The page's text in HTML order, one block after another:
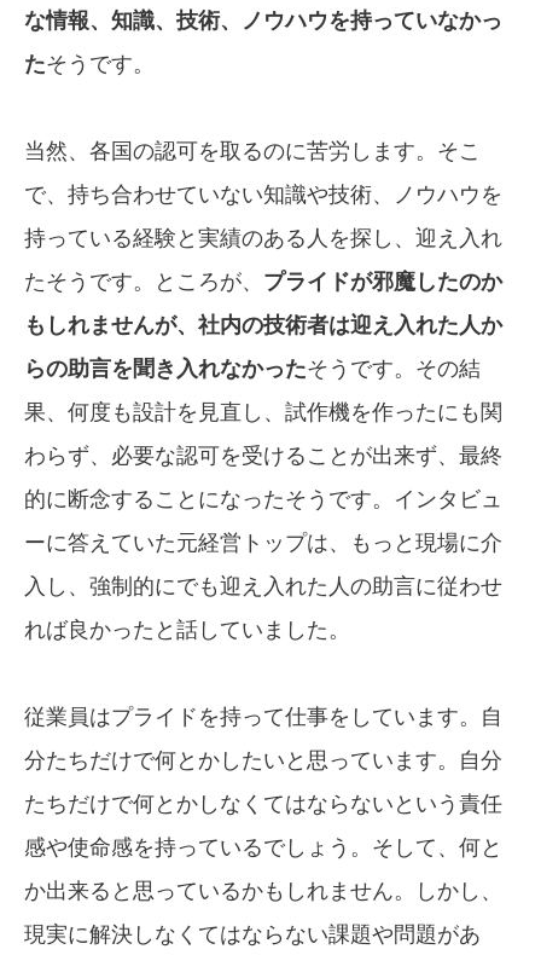
な情報、知識、技術、ノウハウを持っていなかっ
たそうです。
当然、各国の認可を取るのに苦労します。そこ
で、持ち合わせていない知識や技術、ノウハウを
持っている経験と実績のある人を探し、迎え入れ
たそうです。ところが、 プライドが邪魔したのか
もしれませんが、社内の技術者は迎え入れた人か
らの助言を聞き入れなかったそうです。その結
果、何度も設計を見直し、試作機を作ったにも関
わらず、必要な認可を受けることが出来ず、最終
的に断念することになったそうです。インタビュ
ーに答えていた元経営トップは、もっと現場に介
入し、強制的にでも迎え入れた人の助言に従わせ
れば良かったと話していました。
従業員はプライドを持って仕事をしています。自
分たちだけで何とかしたいと思っています。自分
たちだけで何とかしなくてはならないという責任
感や使命感を持っているでしょう。そして、何と
か出来ると思っているかもしれません。しかし、
現実に解決しなくてはならない課題や問題があ